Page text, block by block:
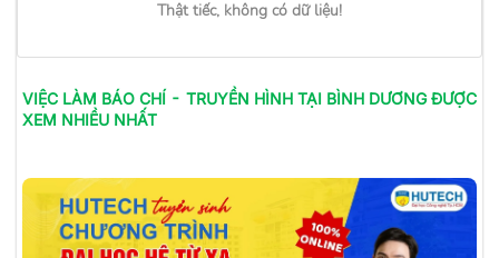
Thật tiếc, không có dữ liệu!
VIỆC LÀM BÁO CHÍ - TRUYỀN HÌNHTẠI BÌNH DƯƠNGĐƯỢC
XEM NHIỀU NHẤT